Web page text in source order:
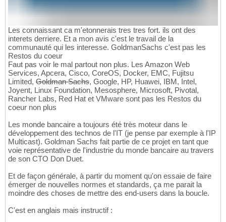
Les connaissant ca m'etonnerais tres tres fort. ils ont des
interets derriere. Et a mon avis c'est le travail de la
communauté qui les interesse. GoldmanSachs c'est pas les
Restos du coeur
Faut pas voir le mal partout non plus. Les Amazon Web
Services, Apcera, Cisco, CoreOS, Docker, EMC, Fujitsu
Limited, Goldman Sachs, Google, HP, Huawei, IBM, Intel,
Joyent, Linux Foundation, Mesosphere, Microsoft, Pivotal,
Rancher Labs, Red Hat et VMware sont pas les Restos du
coeur non plus
Les monde bancaire a toujours été très moteur dans le
développement des technos de l'IT (je pense par exemple à l'IP
Multicast). Goldman Sachs fait partie de ce projet en tant que
voie représentative de l'industrie du monde bancaire au travers
de son CTO Don Duet.
Et de façon générale, à partir du moment qu'on essaie de faire
émerger de nouvelles normes et standards, ça me parait la
moindre des choses de mettre des end-users dans la boucle.
C'est en anglais mais instructif :